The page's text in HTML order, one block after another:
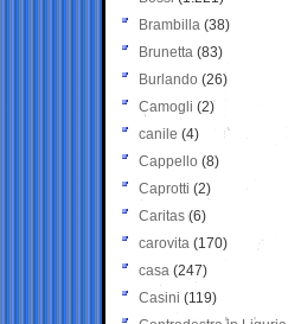
Brambilla (38)
Brunetta (83)
Burlando (26)
Camogli (2)
canile (4)
Cappello (8)
Caprotti (2)
Caritas (6)
carovita (170)
casa (247)
Casini (119)